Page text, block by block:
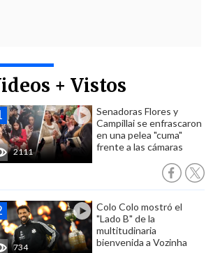
+ Vistos
2111
Senadoras Flores y
Campillai se enfrascaron
en una pelea "cuma"
frente a las cámaras
734
Colo Colo mostró el
"Lado B" de la
multitudinaria
bienvenida a Vozinha